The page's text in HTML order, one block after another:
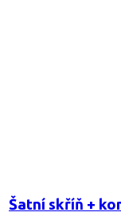
Šatní skříň +